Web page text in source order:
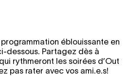
éblouissante en
dessous. Partagez dès à
rythmeront les soirées d’Out
pas rater avec vos ami.e.s!